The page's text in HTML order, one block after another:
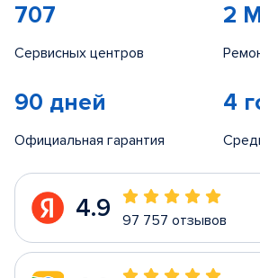
707
Сервисных центров
2
90 дней
Официальная гарантия
4
4.9 97 757 отзывов